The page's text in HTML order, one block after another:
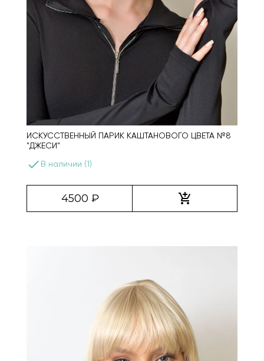
ИСКУССТВЕННЫЙ ПАРИК КАШТАНОВОГО ЦВЕТА №8
"ДЖЕСИ"
done В наличии (1)
4500 ₽ add_shopping_cart